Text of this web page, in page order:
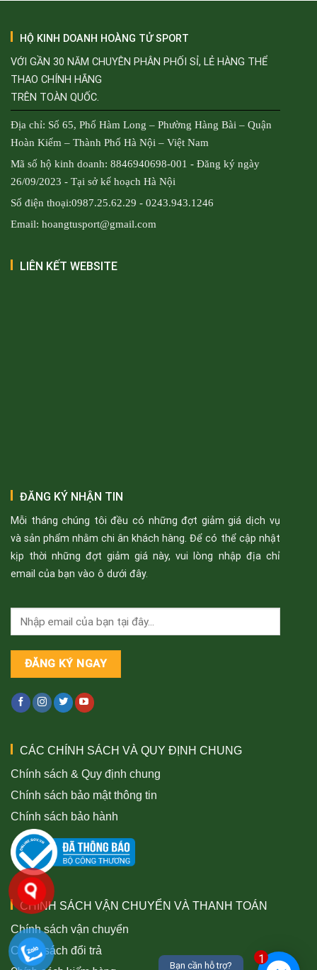
HỘ KINH DOANH HOÀNG TỬ SPORT
VỚI GẦN 30 NĂM CHUYÊN PHÂN PHỐI SỈ, LẺ HÀNG THỂ
THAO CHÍNH HÃNG
TRÊN TOÀN QUỐC.
Địa chỉ: Số 65, Phố Hàm Long – Phường Hàng Bài – Quận
Hoàn Kiếm – Thành Phố Hà Nội – Việt Nam
Mã số hộ kinh doanh: 8846940698-001 - Đăng ký ngày
26/09/2023 - Tại sở kế hoạch Hà Nội
Số điện thoại:0987.25.62.29 - 0243.943.1246
Email: hoangtusport@gmail.com
LIÊN KẾT WEBSITE
ĐĂNG KÝ NHẬN TIN
Mỗi tháng chúng tôi đều có những đợt giảm giá dịch vụ
và sản phẩm nhằm chi ân khách hàng. Để có thể cập nhật
kịp thời những đợt giảm giá này, vui lòng nhập địa chỉ
email của bạn vào ô dưới đây.
CÁC CHÍNH SÁCH VÀ QUY ĐỊNH CHUNG
Chính sách & Quy định chung
Chính sách bảo mật thông tin
Chính sách bảo hành
CHÍNH SÁCH VẬN CHUYỂN VÀ THANH TOÁN
Chính sách vận chuyển
Chính sách đổi trả
1
Bạn cần hỗ trợ?